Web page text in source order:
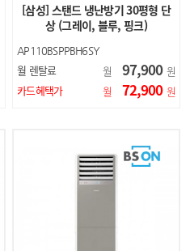
[삼성] 스탠드 냉난방기 30평형 단
상 (그레이, 블루, 핑크)
AP110BSPPBH6SY
AP110BSPPBH8SY
월 렌탈료 월 97,900 원
카드혜택가
월 72,900 원